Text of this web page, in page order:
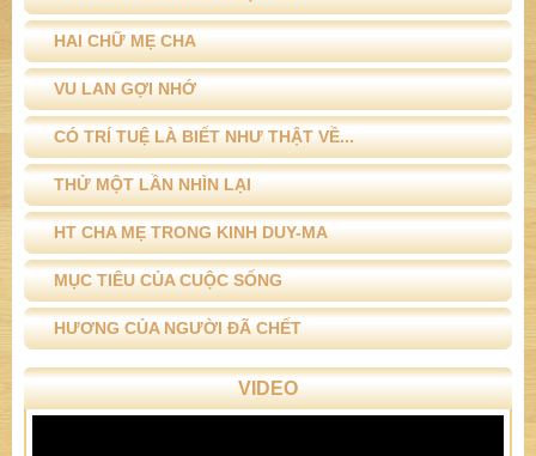
HAI CHỮ MẸ CHA
VU LAN GỢI NHỚ
CÓ TRÍ TUỆ LÀ BIẾT NHƯ THẬT VỀ...
THỬ MỘT LẦN NHÌN LẠI
HT CHA MẸ TRONG KINH DUY-MA
MỤC TIÊU CỦA CUỘC SỐNG
HƯƠNG CỦA NGƯỜI ĐÃ CHẾT
VIDEO